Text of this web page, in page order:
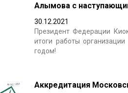
Алымова с
30.12.2021
Президент Федерации
итоги работы
годом!
Аккредитация